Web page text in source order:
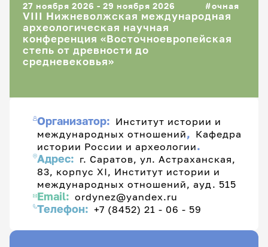
27 ноября 2026 - 29 ноября 2026 очная
VIII Нижневолжская международная
археологическая научная
конференция «Восточноевропейская
степь от древности до
средневековья»
Организатор: Институт истории и
международных отношений, Кафедра
истории России и археологии.
Адрес: г. Саратов, ул. Астраханская,
83, корпус XI, Институт истории и
международных отношений, ауд. 515
Email: ordynez@yandex.ru
Телефон: +7 (8452) 21 - 06 - 59